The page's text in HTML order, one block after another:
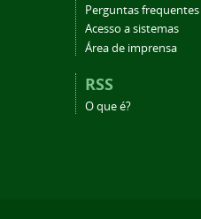
Perguntas frequentes
Acesso a sistemas
Área de imprensa
RSS
O que é?